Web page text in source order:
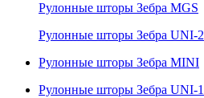
Рулонные шторы Зебра MGS
Рулонные шторы Зебра UNI-2
Рулонные шторы Зебра MINI
Рулонные шторы Зебра UNI-1